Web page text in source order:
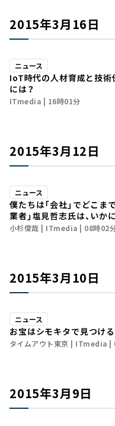
2015年3月16日
ニュース
IoT時代の人材育成と技術
には？
ITmedia 16時01分
2015年3月12日
ニュース
僕たちは「会社」でどこま
業者」塩見哲志氏は、い
小杉俊哉 ITmedia 08時02
2015年3月10日
ニュース
お宝はシモキタで見つける
タイムアウト東京 ITmedia
2015年3月9日